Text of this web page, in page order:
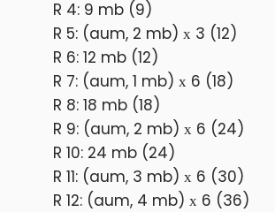
R 4: 9 mb (9)
R 5: (aum, 2 mb) х 3 (12)
R 6: 12 mb (12)
R 7: (aum, 1 mb) х 6 (18)
R 8: 18 mb (18)
R 9: (aum, 2 mb) х 6 (24)
R 10: 24 mb (24)
R 11: (aum, 3 mb) х 6 (30)
R 12: (aum, 4 mb) х 6 (36)